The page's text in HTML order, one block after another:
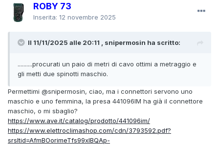
ROBY 73
Inserita: 12 novembre 2025
Il 11/11/2025 alle 20:11 , snipermosin ha scritto:
..........procurati un paio di metri di cavo ottimi a metraggio e
gli metti due spinotti maschio.
Permettimi @snipermosin, ciao, ma i connettori servono uno
maschio e uno femmina, la presa 441096IM ha già il connettore
maschio, o mi sbaglio?
https://www.ave.it/catalog/prodotto/441096im/
https://www.elettroclimashop.com/cdn/3793592.pdf?
srsltid=AfmBOorimeTfs99xlBQAp-